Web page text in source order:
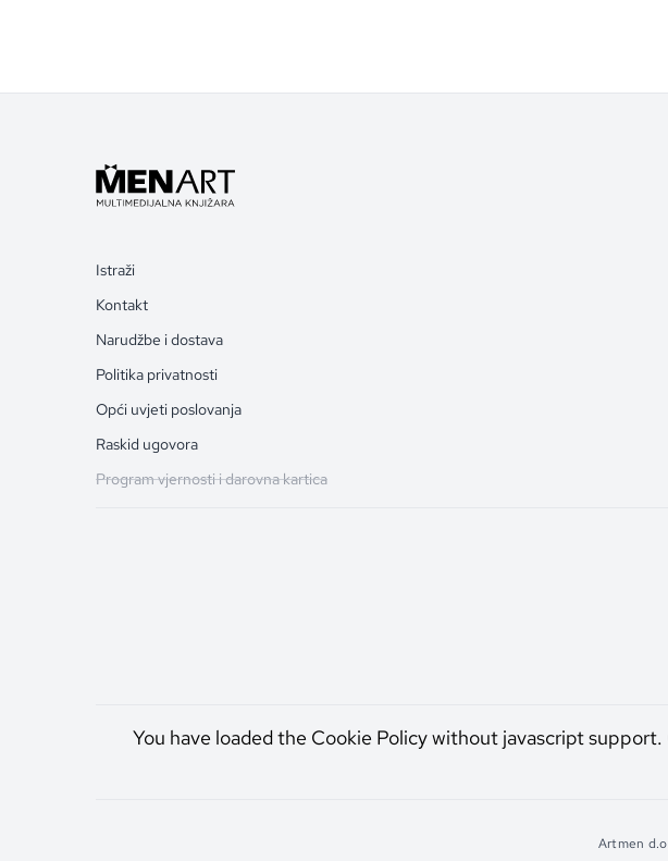
Istraži
Kontakt
Narudžbe i dostava
Politika privatnosti
Opći uvjeti poslovanja
Raskid ugovora
Program vjernosti i darovna kartica
You have loaded the Cookie Policy without javascript
Artmen